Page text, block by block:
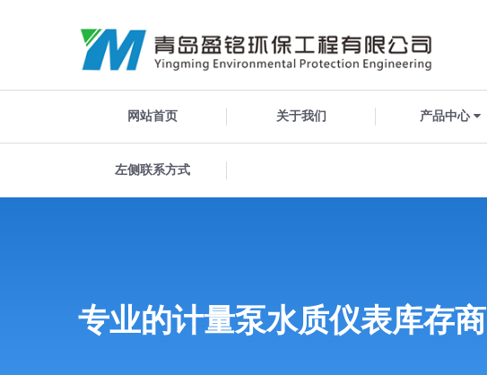
网站首页 关于我们 产品中心
左侧联系方式
专业的计量泵水质仪表库存商